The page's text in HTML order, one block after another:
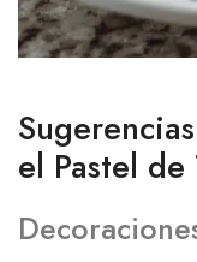
el Pastel de